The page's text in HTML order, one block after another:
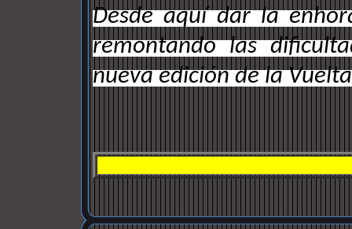
Desde aquí dar la
remontando las
nueva edición de la